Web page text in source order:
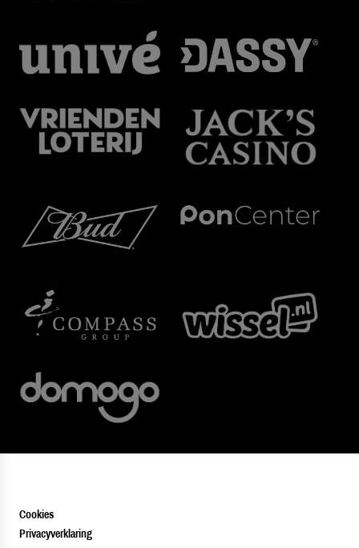
Cookies
Privacyverklaring